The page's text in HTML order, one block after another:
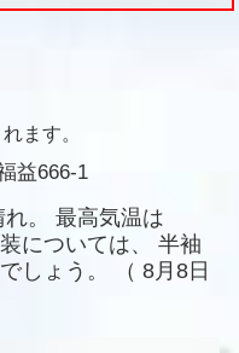
ます。
益666-1
。
最高気温は
については、
半袖
しょう。
（ 8月8日